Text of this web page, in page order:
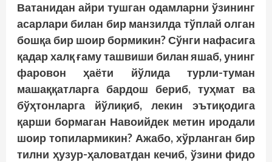
Ватанидан айри тушган одамларни ўзининг
асарлари билан бир манзилда тўплай олган
бошқа бир шоир бормикин? Сўнги нафасига
қадар халқ ғаму ташвиши билан яшаб, унинг
фаровон ҳаёти йўлида турли-туман
машаққатларга бардош бериб, туҳмат ва
бўҳтонларга йўлиқиб, лекин эътиқодига
қарши бормаган Навоийдек метин иродали
шоир топилармикин? Ажабо, хўрланган бир
тилни ҳузур-ҳаловатдан кечиб, ўзини фидо